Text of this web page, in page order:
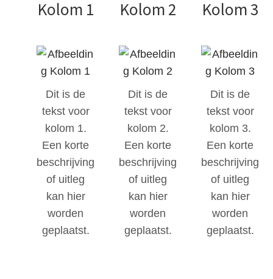
Kolom 1
Dit is de
tekst voor
kolom 1.
Een korte
beschrijving
of uitleg
kan hier
worden
geplaatst.
Kolom 2
Dit is de
tekst voor
kolom 2.
Een korte
beschrijving
of uitleg
kan hier
worden
geplaatst.
Kolom 3
Dit is de
tekst voor
kolom 3.
Een korte
beschrijving
of uitleg
kan hier
worden
geplaatst.